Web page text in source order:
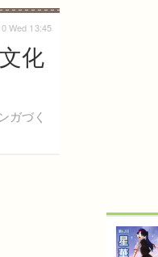
化
ガづく
Wed 13:45